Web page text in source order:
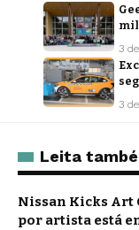
mil
3
3
Leita
Nissan Kicks Art
por artista está